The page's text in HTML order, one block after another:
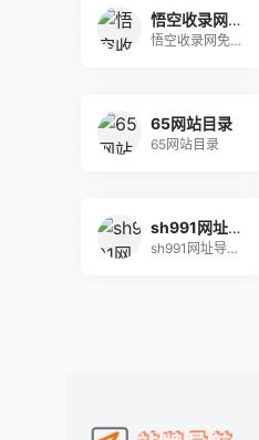
悟空收录网 - 网址导航大全 | 网站免费收录 | 软文外链发布平台
悟空收录网免费提供网站目录提交、收集正规的优秀网
65网站目录
65网站目录
sh991网址导航－991自动链,网址之家,搜索大全,绿色,快速,安全的专业导航站
sh991网址导航,991自动链是国内最好网址站